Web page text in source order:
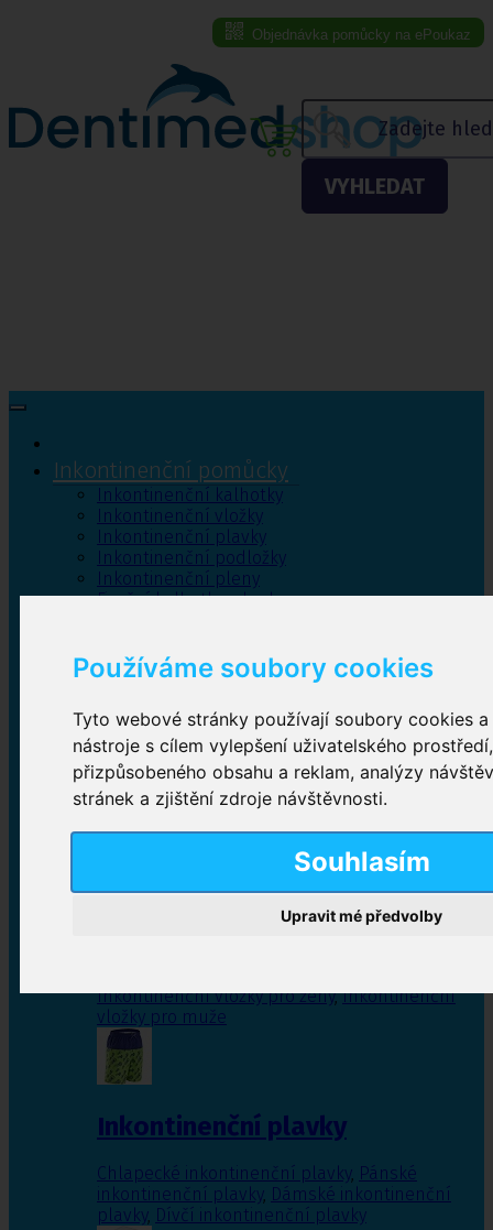
Používáme soubory cookies
Tyto webové stránky používají soubory cookies
nástroje s cílem vylepšení uživatelského
přizpůsobeného obsahu a reklam, analýzy
stránek a zjištění zdroje návštěvnosti.
Souhlasím
Upravit mé předvolby
Objednávka pomůcky na ePoukaz
VYHLEDAT
Inkontinenční pomůcky
Inkontinenční kalhotky
Inkontinenční vložky
Inkontinenční plavky
Inkontinenční podložky
Inkontinenční pleny
Fixační kalhotky a body
Bylinky
Inkontinenční kalhotky
Plenkové kalhotky navlékací,Plenkové kalhotky
zalepovací,Inkontinenční kalhotky dámské,
Inkontinenční kalhotky pro muže
Inkontinenční vložky pro ženy,Inkontinenční
vložky pro muže
Inkontinenční plavky
Chlapecké inkontinenční plavky, Pánské
inkontinenční plavky, Dámské inkontinenční
plavky, Dívčí inkontinenční plavky